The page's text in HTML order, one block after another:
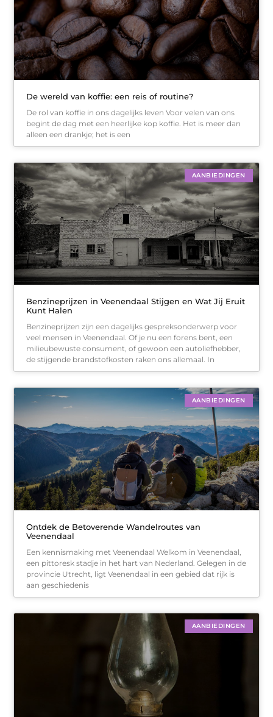
De wereld van koffie: een reis of routine?
De rol van koffie in ons dagelijks leven Voor velen van ons
begint de dag met een heerlijke kop koffie. Het is meer dan
alleen een drankje; het is een
AANBIEDINGEN
Benzineprijzen in Veenendaal Stijgen en Wat Jij Eruit
Kunt Halen
Benzineprijzen zijn een dagelijks gespreksonderwerp voor
veel mensen in Veenendaal. Of je nu een forens bent, een
milieubewuste consument, of gewoon een autoliefhebber,
de stijgende brandstofkosten raken ons allemaal. In
AANBIEDINGEN
Ontdek de Betoverende Wandelroutes van
Veenendaal
Een kennismaking met Veenendaal Welkom in Veenendaal,
een pittoresk stadje in het hart van Nederland. Gelegen in de
provincie Utrecht, ligt Veenendaal in een gebied dat rijk is
aan geschiedenis
AANBIEDINGEN